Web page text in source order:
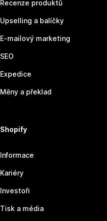
Recenze produktů
Upselling a balíčky
E-mailový marketing
SEO
Expedice
Měny a překlad
Shopify
Informace
Kariéry
Investoři
Tisk a média